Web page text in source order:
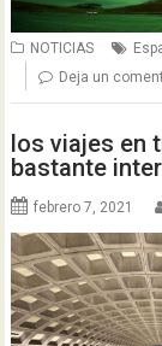
NOTICIAS
Deja un
los viajes en
bastante
febrero 7, 2021